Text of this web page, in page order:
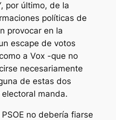
por último, de la
políticas de
provocar en la
escape de votos
a Vox -que no
necesariamente
de estas dos
manda.
no debería fiarse